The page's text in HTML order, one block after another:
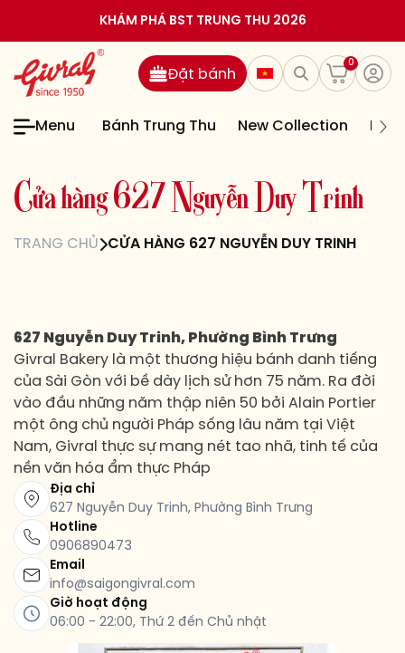
KHÁM PHÁ BST TRUNG THU 2026
0
Đặt bánh
Menu Bánh Trung Thu New Collection
Cửa hàng 627 Nguyễn Duy rinh
TRANG CHỦ CỬA HÀNG 627 NGUYỄN DUY TRINH
627 Nguyễn Duy Trinh, Phường Bình Trưng
Givral Bakery là một thương hiệu bánh danh tiếng
của Sài Gòn với bề dày lịch sử hơn 75 năm. Ra đời
vào đầu những năm thập niên 50 bởi Alain Portier
một ông chủ người Pháp sống lâu năm tại Việt
Nam, Givral thực sự mang nét tao nhã, tinh tế của
nền văn hóa ẩm thực Pháp
Địa chỉ
627 Nguyễn Duy Trinh, Phường Bình Trưng
Hotline
0906890473
Email
info@saigongivral.com
Giờ hoạt động
06:00 - 22:00, Thứ 2 đến Chủ nhật